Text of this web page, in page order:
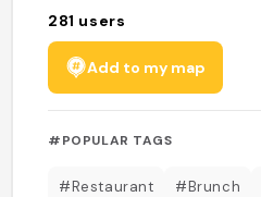
281 users
Add to my map
#POPULAR TAGS
#Restaurant #Brunch